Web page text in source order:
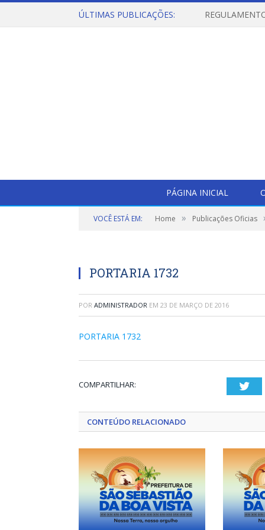
ÚLTIMAS PUBLICAÇÕES:
PÁGINA INICIAL
VOCÊ ESTÁ EM: Home » Publicações Oficias
PORTARIA 1732
POR ADMINISTRADOR EM 23 DE MARÇO DE 2016
PORTARIA 1732
COMPARTILHAR:
CONTEÚDO RELACIONADO